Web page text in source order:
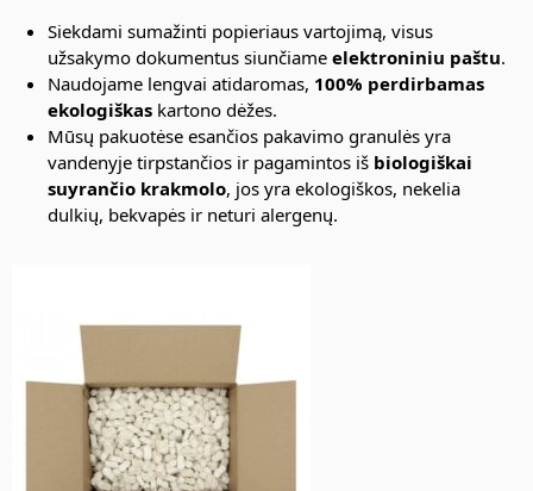
Siekdami sumažinti popieriaus vartojimą, visus
užsakymo dokumentus siunčiame elektroniniu paštu.
Naudojame lengvai atidaromas, 100% perdirbamas
ekologiškas kartono dėžes.
Mūsų pakuotėse esančios pakavimo granulės yra
vandenyje tirpstančios ir pagamintos iš biologiškai
suyrančio krakmolo, jos yra ekologiškos, nekelia
dulkių, bekvapės ir neturi alergenų.